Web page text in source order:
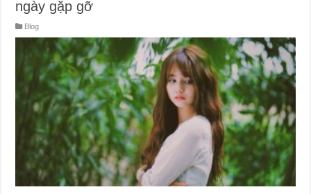
ngày gặp gỡ
Blog